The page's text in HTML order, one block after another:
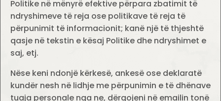
Politike në mënyrë efektive përpara zbatimit të
ndryshimeve të reja ose politikave të reja të
përpunimit të informacionit; kanë një të thjeshtë
qasje në tekstin e kësaj Politike dhe ndryshimet e
saj, etj.
Nëse keni ndonjë kërkesë, ankesë ose deklaratë
kundër nesh në lidhje me përpunimin e të dhënave
tuaja personale nga ne, dërgojeni në emailin tonë